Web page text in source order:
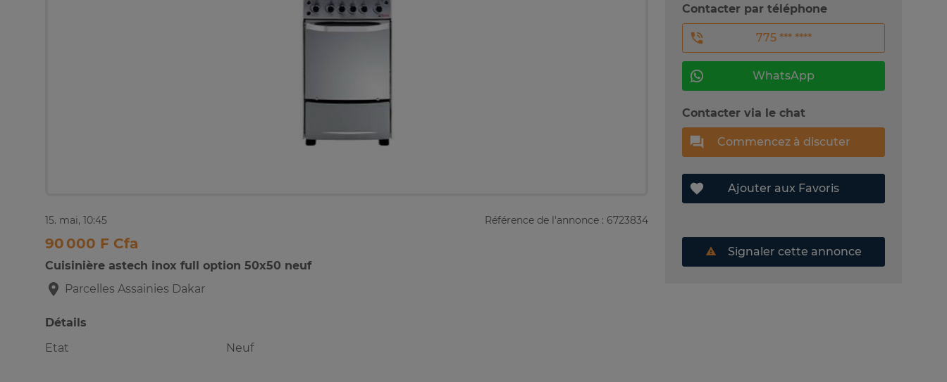
15. mai, 10:45 Référence de l'annonce : 6723834
90 000 F Cfa
Cuisinière astech inox full option 50x50 neuf
Parcelles Assainies Dakar
Détails
Etat
Neuf
Contacter par téléphone
775 *** ****
WhatsApp
Contacter via le chat
Commencez à discuter
Ajouter aux Favoris
Signaler cette annonce